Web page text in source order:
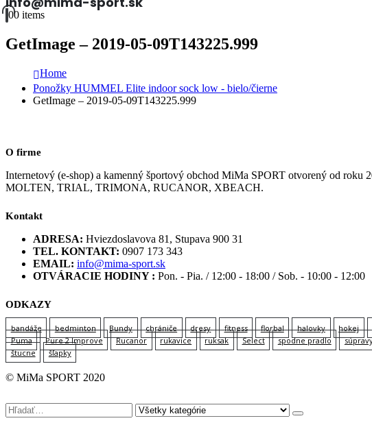
00 items
GetImage – 2019-05-09T143225.999
Home
Ponožky HUMMEL Elite indoor sock low - bielo/čierne
GetImage – 2019-05-09T143225.999
O firme
Internetový (e-shop) a kamenný športový obchod MiMa SPORT otvorený od
MOLTEN, TRIAL, TRIMONA, RUCANOR, XBEACH.
Kontakt
ADRESA: Hviezdoslavova 81, Stupava 900 31
TEL. KONTAKT: 0907 173 343
EMAIL: info@mima-sport.sk
OTVÁRACIE HODINY : Pon. - Pia. / 12:00 - 18:00 / Sob. - 10:00 - 12:00
ODKAZY
bandáže bedminton Bundy chrániče dresy fitness florbal halovky hokej
Puma
Pure 2 Improve Rucanor rukavice ruksak Select spodne pradlo
štucne
šľapky
© MiMa SPORT 2020